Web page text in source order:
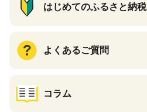
はじめてのふるさと納税
よくあるご質問
コラム